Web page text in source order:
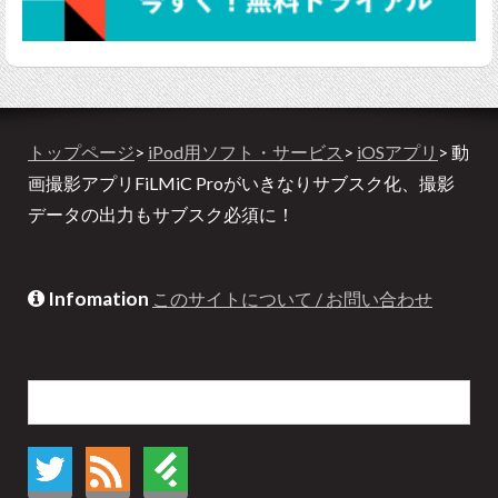
トップページ> iPod用ソフト・サービス > iOSアプリ > 動
画撮影アプリFiLMiC Proがいきなりサブスク化、撮影
データの出力もサブスク必須に！
Infomation このサイトについて / お問い合わせ